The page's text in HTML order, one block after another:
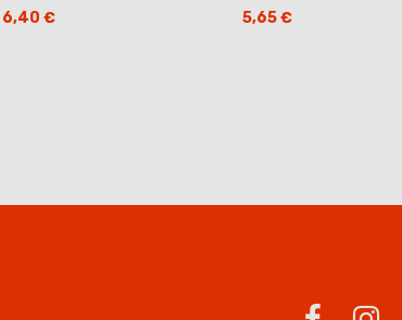
6,40 €
5,65 €